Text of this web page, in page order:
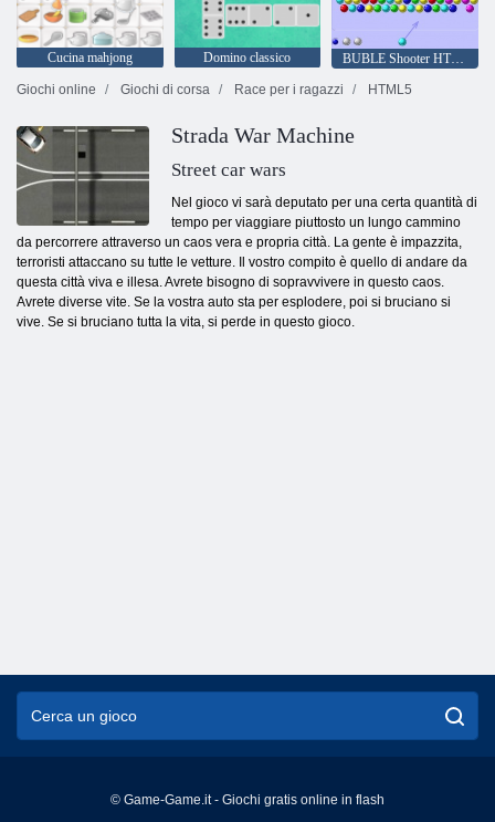
Cucina mahjong Domino classico
BUBLE Shooter HTML5
Giochi online
Giochi di corsa Race per i ragazzi HTML5
Strada War Machine
Street car wars
Nel gioco vi sarà deputato per una certa quantità di
tempo per viaggiare piuttosto un lungo cammino
da percorrere attraverso un caos vera e propria città. La gente è impazzita,
terroristi attaccano su tutte le vetture. Il vostro compito è quello di andare da
questa città viva e illesa. Avrete bisogno di sopravvivere in questo caos.
Avrete diverse vite. Se la vostra auto sta per esplodere, poi si bruciano si
vive. Se si bruciano tutta la vita, si perde in questo gioco.
© Game-Game.it - Giochi gratis online in flash